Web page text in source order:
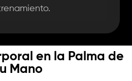
en la Palma de
Mano